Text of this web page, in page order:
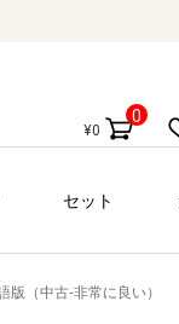
¥0
0
個
セット
（中古-非常に良い）